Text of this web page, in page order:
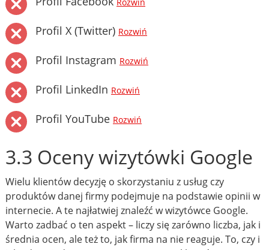
Rozwiń
Profil X (Twitter) Rozwiń
Profil Instagram Rozwiń
Profil LinkedIn Rozwiń
Profil YouTube Rozwiń
3.3 Oceny wizytówki Google
Wielu klientów decyzję o skorzystaniu z usług czy
produktów danej firmy podejmuje na podstawie opinii w
internecie. A te najłatwiej znaleźć w wizytówce Google.
Warto zadbać o ten aspekt – liczy się zarówno liczba, jak i
średnia ocen, ale też to, jak firma na nie reaguje. To, czy i